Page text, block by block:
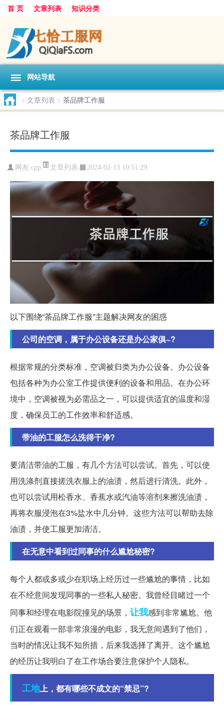
首 页 文章列表 知识分类
网站导航
> 文章列表 > 茶品牌工作服
茶品牌工作服
网友:cpp 文章列表 2024-02-13 10:51:29
以下围绕“茶品牌工作服”主题解决网友的困惑
公司的空调，属于办公设备还是办公家俱~?
根据常规的分类标准，空调被归类为办公设备。办公设备
包括各种为办公室工作提供便利的设备和用品。在办公环
境中，空调被视为必需品之一，可以提供适宜的温度和湿
度，确保员工的工作效率和舒适感。
带油的工服怎么洗得干净?
要清洁带油的工服，有几个方法可以尝试。首先，可以使
用洗涤剂直接搓洗衣服上的油渍，然后进行清洗。此外，
也可以尝试用松香水、香蕉水或汽油等溶剂来擦洗油渍，
再将衣服浸泡在3%盐水中几分钟。这些方法可以帮助去除
油渍，并使工服更加清洁。
在无意中看到过同事的什么尴尬秘密?
每个人都或多或少在职场上经历过一些尴尬的事情，比如
在不经意间发现同事的一些私人秘密。我曾经目睹过一个
同事和经理在电影院撞见的场景， 让我感到非常尴尬。他
们正在观看一部非常浪漫的电影，我无意间遇到了他们，
当时的情况让我不知所措，后来我选择了离开。这个尴尬
的经历让我明白了在工作场合要注意保护个人隐私。
工地上，都有哪些不成文的“禁忌”?